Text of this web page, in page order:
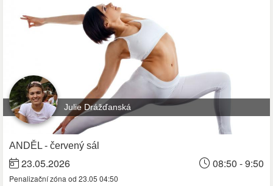
Julie Drážďanská
ANDĚL - červený sál
23.05.2026 08:50 - 9:50
Penalizační zóna od 23.05 04:50